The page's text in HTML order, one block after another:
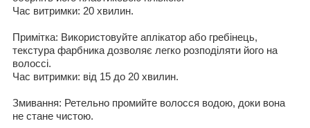
Час витримки: 20 хвилин.
Примітка: Використовуйте аплікатор або гребінець,
текстура фарбника дозволяє легко розподіляти його на
волоссі.
Час витримки: від 15 до 20 хвилин.
Змивання: Ретельно промийте волосся водою, доки вона
не стане чистою.